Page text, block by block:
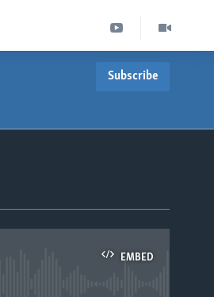
Subscribe
EMBED